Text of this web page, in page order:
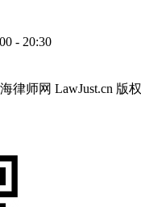
- 20:30
律师网 LawJust.cn 版权